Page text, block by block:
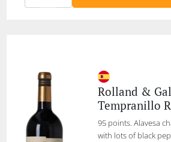
Rolland &
Tempranillo
95 points. Alavesa
with lots of black